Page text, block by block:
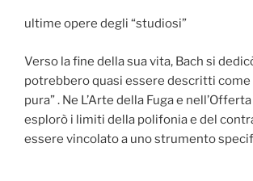
ultime opere degli “studiosi”
Verso la fine della sua vita, Bach si
potrebbero quasi essere descritti come
pura” . Ne L’Arte della Fuga e
esplorò i limiti della polifonia e del
essere vincolato a uno strumento